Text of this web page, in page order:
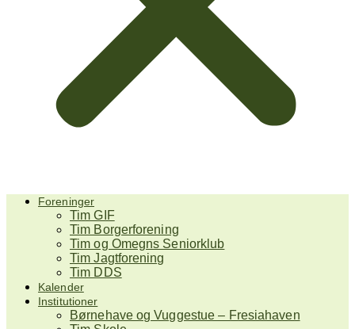
Foreninger
Tim GIF
Tim Borgerforening
Tim og Omegns Seniorklub
Tim Jagtforening
Tim DDS
Kalender
Institutioner
Børnehave og Vuggestue – Fresiahaven